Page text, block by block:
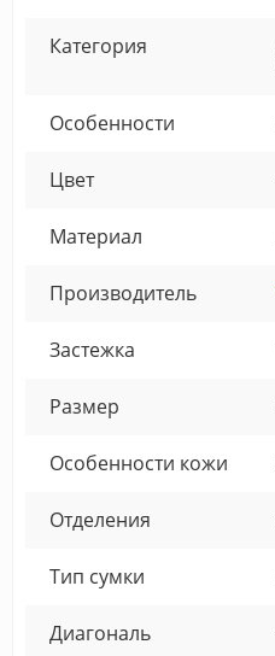
Категория
Особенности
Цвет
Материал
Производитель
Застежка
Размер
Особенности кожи
Отделения
Тип сумки
Диагональ